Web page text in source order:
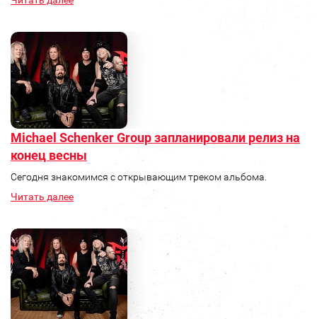
Michael Schenker Group запланировали релиз на
конец весны
Сегодня знакомимся с открывающим треком альбома.
Читать далее